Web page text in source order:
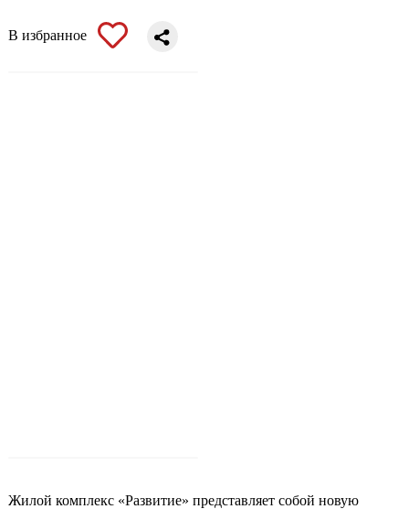
В избранное
Жилой комплекс «Развитие» представляет собой новую